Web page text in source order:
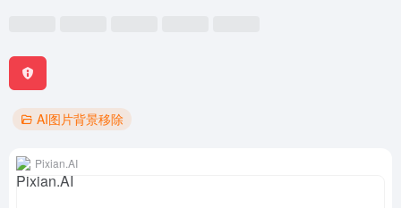
AI图片背景移除
Pixian.AI